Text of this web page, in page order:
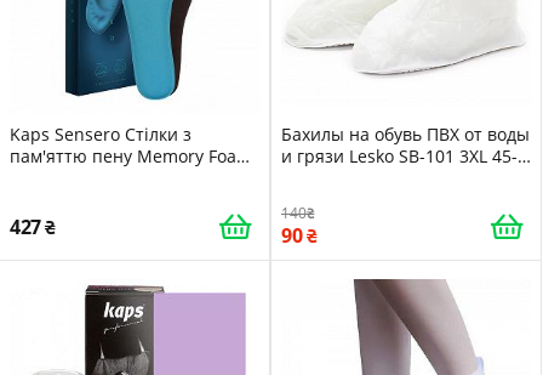
Kaps Sensero Стілки з
пам'яттю пену Memory Foam
427
Бахилы на обувь ПВХ от воды
и грязи Lesko SB-101 3XL 45-
140
90